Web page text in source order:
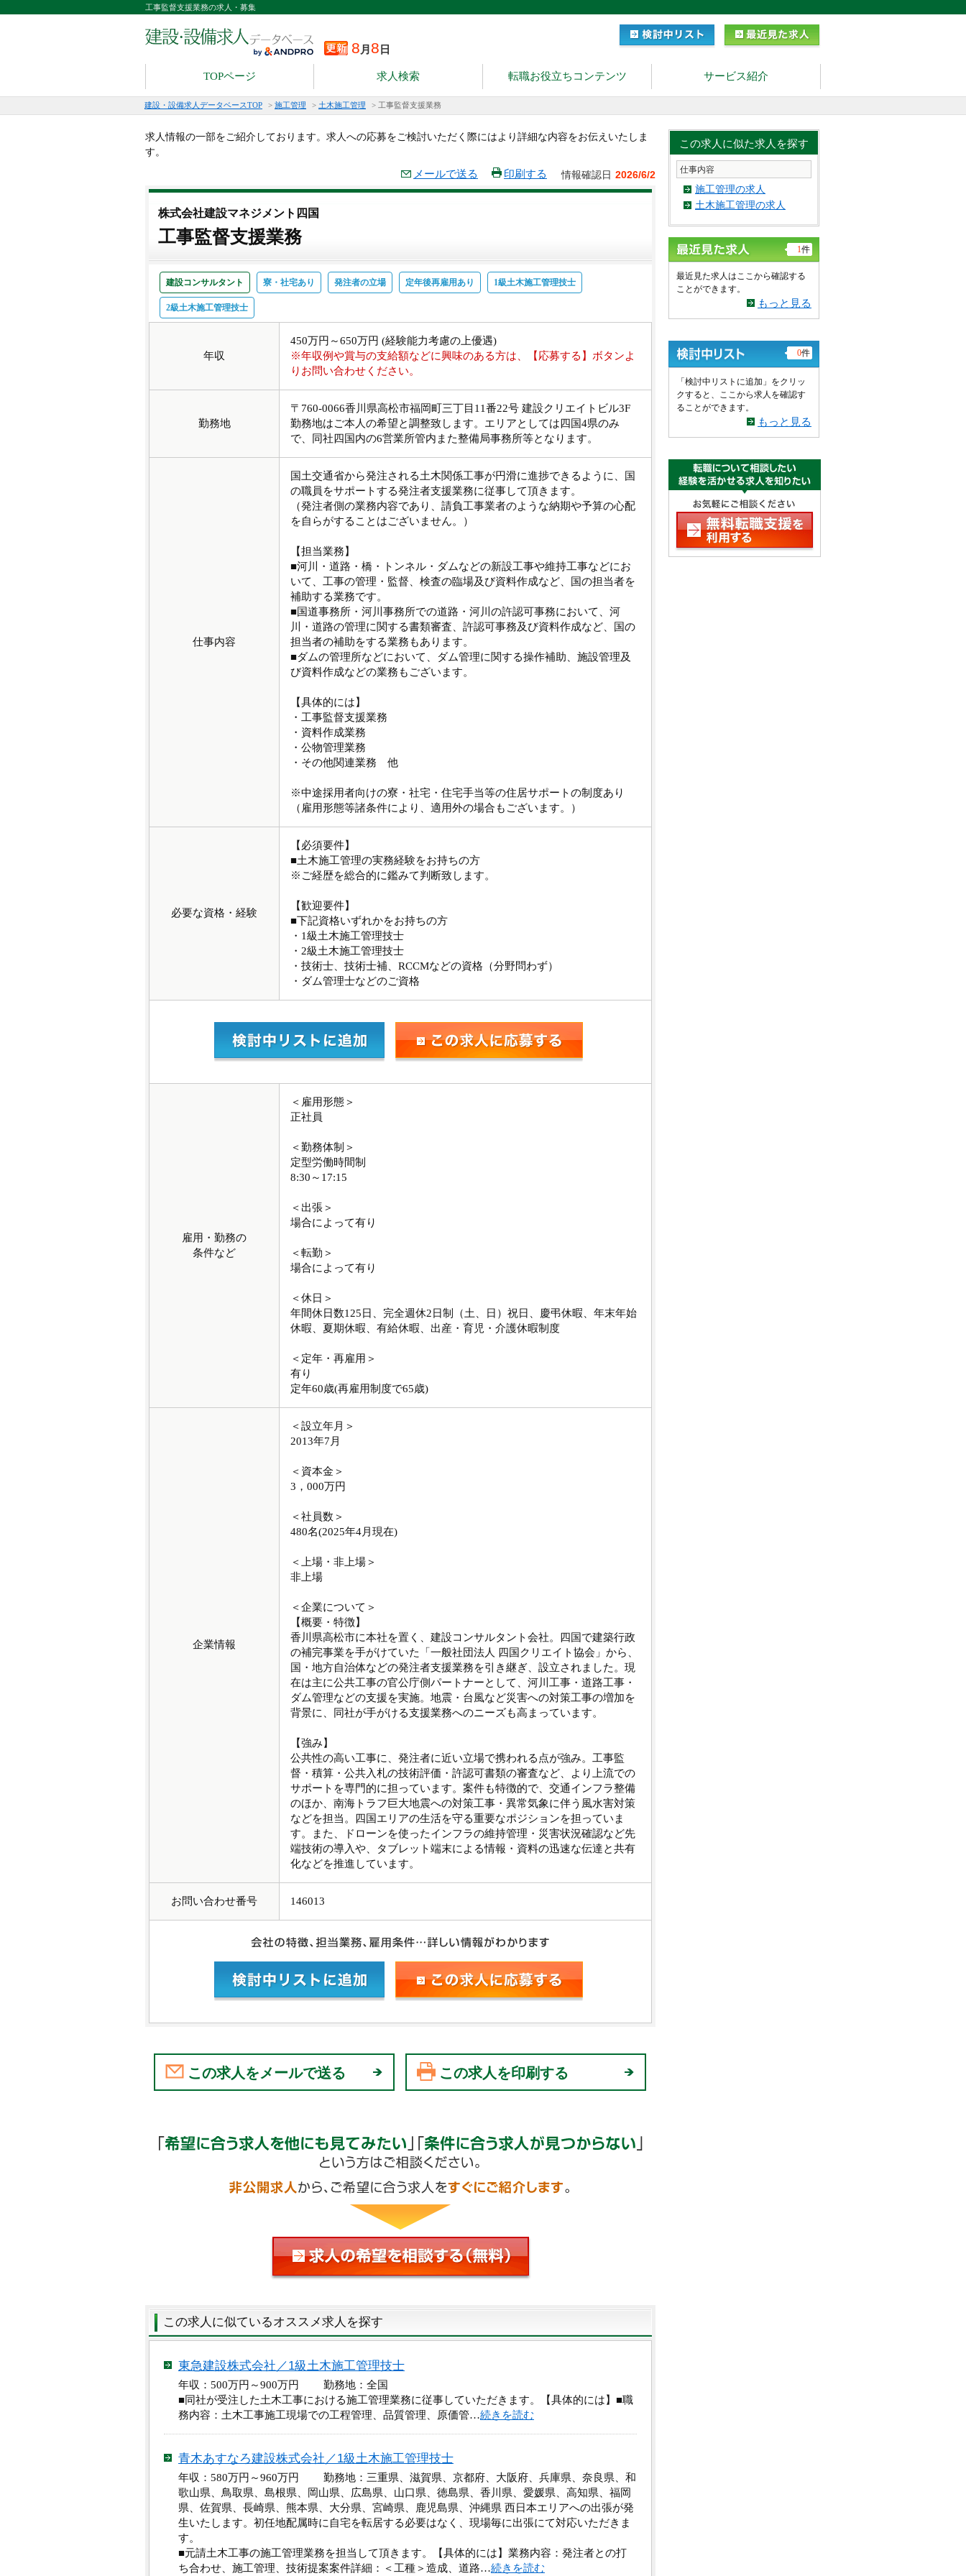
工事監督支援業務の求人・募集
8 月 8 日
TOPページ 求人検索 転職お役立ちコンテンツ サービス紹介
建設・設備求人データベースTOP > 施工管理 > 土木施工管理 > 工事監督支援業務
求人情報の一部をご紹介しております。求人への応募をご検討いただく際にはより詳細な内容をお伝えいたしま
す。
情報確認日 2026/6/2
メールで送る 印刷する
株式会社建設マネジメント四国
工事監督支援業務
建設コンサルタント 寮・社宅あり 発注者の立場 定年後再雇用あり 1級土木施工管理技士
2級土木施工管理技士
年収
450万円～650万円 (経験能力考慮の上優遇)
※年収例や賞与の支給額などに興味のある方は、【応募する】ボタンよ
りお問い合わせください。
勤務地
〒760-0066香川県高松市福岡町三丁目11番22号 建設クリエイトビル3F
勤務地はご本人の希望と調整致します。エリアとしては四国4県のみ
で、同社四国内の6営業所管内また整備局事務所等となります。
仕事内容
国土交通省から発注される土木関係工事が円滑に進捗できるように、国
の職員をサポートする発注者支援業務に従事して頂きます。
（発注者側の業務内容であり、請負工事業者のような納期や予算の心配
を自らがすることはございません。）
【担当業務】
■河川・道路・橋・トンネル・ダムなどの新設工事や維持工事などにお
いて、工事の管理・監督、検査の臨場及び資料作成など、国の担当者を
補助する業務です。
■国道事務所・河川事務所での道路・河川の許認可事務において、河
川・道路の管理に関する書類審査、許認可事務及び資料作成など、国の
担当者の補助をする業務もあります。
■ダムの管理所などにおいて、ダム管理に関する操作補助、施設管理及
び資料作成などの業務もございます。
【具体的には】
・工事監督支援業務
・資料作成業務
・公物管理業務
・その他関連業務 他
※中途採用者向けの寮・社宅・住宅手当等の住居サポートの制度あり
（雇用形態等諸条件により、適用外の場合もございます。）
必要な資格・経験
【必須要件】
■土木施工管理の実務経験をお持ちの方
※ご経歴を総合的に鑑みて判断致します。
【歓迎要件】
■下記資格いずれかをお持ちの方
・1級土木施工管理技士
・2級土木施工管理技士
・技術士、技術士補、RCCMなどの資格（分野問わず）
・ダム管理士などのご資格
雇用・勤務の
条件など
＜雇用形態＞
正社員
＜勤務体制＞
定型労働時間制
8:30～17:15
＜出張＞
場合によって有り
＜転勤＞
場合によって有り
＜休日＞
年間休日数125日、完全週休2日制（土、日）祝日、慶弔休暇、年末年始
休暇、夏期休暇、有給休暇、出産・育児・介護休暇制度
＜定年・再雇用＞
有り
定年60歳(再雇用制度で65歳)
企業情報
＜設立年月＞
2013年7月
＜資本金＞
3，000万円
＜社員数＞
480名(2025年4月現在)
＜上場・非上場＞
非上場
＜企業について＞
【概要・特徴】
香川県高松市に本社を置く、建設コンサルタント会社。四国で建築行政
の補完事業を手がけていた「一般社団法人 四国クリエイト協会」から、
国・地方自治体などの発注者支援業務を引き継ぎ、設立されました。現
在は主に公共工事の官公庁側パートナーとして、河川工事・道路工事・
ダム管理などの支援を実施。地震・台風など災害への対策工事の増加を
背景に、同社が手がける支援業務へのニーズも高まっています。
【強み】
公共性の高い工事に、発注者に近い立場で携われる点が強み。工事監
督・積算・公共入札の技術評価・許認可書類の審査など、より上流での
サポートを専門的に担っています。案件も特徴的で、交通インフラ整備
のほか、南海トラフ巨大地震への対策工事・異常気象に伴う風水害対策
などを担当。四国エリアの生活を守る重要なポジションを担っていま
す。また、ドローンを使ったインフラの維持管理・災害状況確認など先
端技術の導入や、タブレット端末による情報・資料の迅速な伝達と共有
化などを推進しています。
お問い合わせ番号 146013
この求人をメールで送る この求人を印刷する
この求人に似ているオススメ求人を探す
東急建設株式会社／1級土木施工管理技士
年収：500万円～900万円 勤務地：全国
■同社が受注した土木工事における施工管理業務に従事していただきます。【具体的には】■職
務内容：土木工事施工現場での工程管理、品質管理、原価管…続きを読む
青木あすなろ建設株式会社／1級土木施工管理技士
年収：580万円～960万円 勤務地：三重県、滋賀県、京都府、大阪府、兵庫県、奈良県、和
歌山県、鳥取県、島根県、岡山県、広島県、山口県、徳島県、香川県、愛媛県、高知県、福岡
県、佐賀県、長崎県、熊本県、大分県、宮崎県、鹿児島県、沖縄県 西日本エリアへの出張が発
生いたします。初任地配属時に自宅を転居する必要はなく、現場毎に出張にて対応いただきま
す。
■元請土木工事の施工管理業務を担当して頂きます。【具体的には】業務内容：発注者との打
ち合わせ、施工管理、技術提案案件詳細：＜工種＞造成、道路…続きを読む
この求人に似た求人を探す
仕事内容
施工管理の求人
土木施工管理の求人
1件
最近見た求人はここから確認する
ことができます。
もっと見る
0件
「検討中リストに追加」をクリッ
クすると、ここから求人を確認す
ることができます。
もっと見る